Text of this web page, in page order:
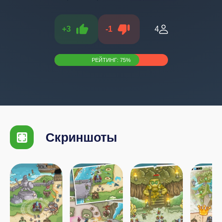
+3 -1 4
РЕЙТИНГ: 75%
Скриншоты